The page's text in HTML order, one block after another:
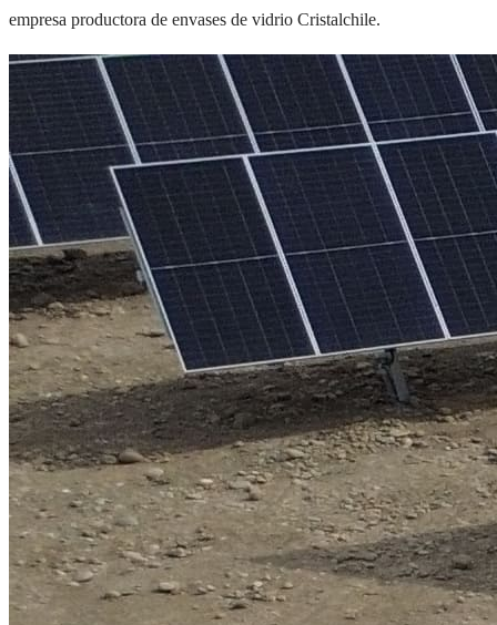
empresa productora de envases de vidrio Cristalchile.